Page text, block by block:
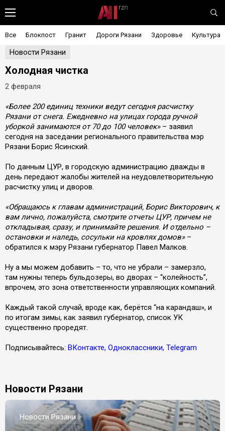
Все Блокпост Гранит Дороги Рязани Здоровье Культура
Новости Рязани
Холодная чистка
2 февраля
«Более 200 единиц техники ведут сегодня расчистку
Рязани от снега. Ежедневно на улицах города ручной
уборкой занимаются от 70 до 100 человек»– заявил
сегодня на заседании регионального правительства мэр
Рязани Борис Ясинский.
По данным ЦУР, в городскую администрацию дважды в
день передают жалобы жителей на неудовлетворительную
расчистку улиц и дворов.
«Обращаюсь к главам администраций, Борис Викторович, к
вам лично, пожалуйста, смотрите отчеты ЦУР, причем не
откладывая, сразу, и принимайте решения. И отдельно –
остановки и наледь, сосульки на кровлях домов»–
обратился к мэру Рязани губернатор Павел Малков.
Ну а мы можем добавить – то, что не убрали – замерзло,
там нужны теперь бульдозеры, во дворах – “колейность”,
впрочем, это зона ответственности управляющих компаний.
Каждый такой случай, вроде как, берётся “на карандаш», и
по итогам зимы, как заявил губернатор, список УК
существенно проредят.
Подписывайтесь: ВКонтакте, Одноклассники, Telegram
Новости Рязани
Новости Рязани